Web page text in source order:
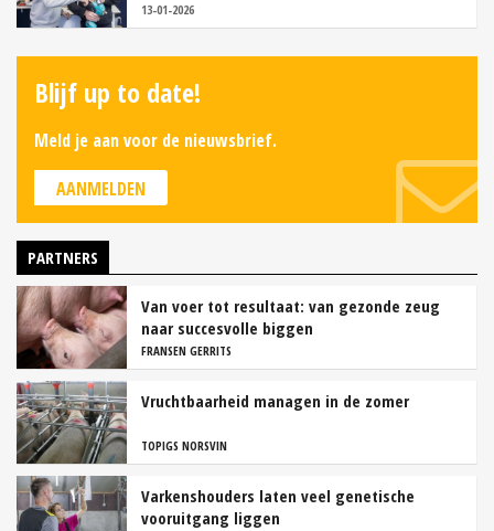
13-01-2026
Blijf up to date!
Meld je aan voor de nieuwsbrief.
AANMELDEN
PARTNERS
Van voer tot resultaat: van gezonde zeug
naar succesvolle biggen
FRANSEN GERRITS
Vruchtbaarheid managen in de zomer
TOPIGS NORSVIN
Varkenshouders laten veel genetische
vooruitgang liggen